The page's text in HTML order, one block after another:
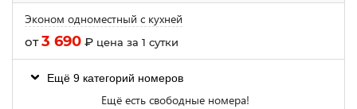
Эконом одноместный с кухней
от3 690 ₽ цена за 1 сутки
Ещё 9 категорий номеров
Ещё есть свободные номера!